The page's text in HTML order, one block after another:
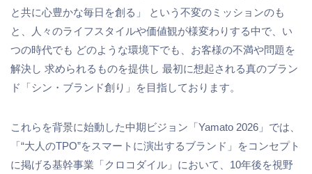
と共に心豊かな毎日を創る」 という不変のミッションのも
と、人々のライフスタイルや価値観が様変わりする中で、い
つの時代でも どのような環境下でも、お客様の不満や問題を
解決し 求められるものを提供し 最初に想起される真のブラン
ド「シン・ブランド創り」を目指しております。
これらを背景に始動した中期ビジョン「Yamato 2026」では、
「“大人のTPO”をスマートに演出するブランド」をコンセプト
に掲げる基幹事業「クロコダイル」において、10年後を視野